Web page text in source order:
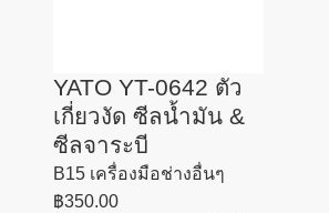
YATO YT-0642 ตัว
เกี่ยวงัด ซีลน้ำมัน &
ซีลจาระบี
B15 เครื่องมือช่างอื่นๆ
฿350.00